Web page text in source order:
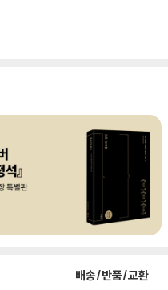
배송/반품/교환